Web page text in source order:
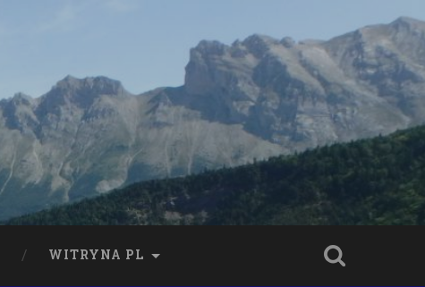
WITRYNA PL